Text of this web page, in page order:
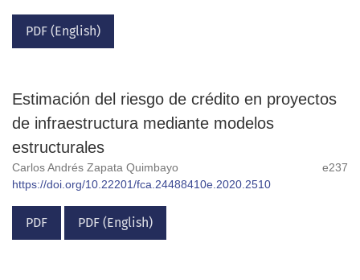
PDF (English)
Estimación del riesgo de crédito en proyectos
de infraestructura mediante modelos
estructurales
Carlos Andrés Zapata Quimbayo
e237
https://doi.org/10.22201/fca.24488410e.2020.2510
PDF PDF (English)